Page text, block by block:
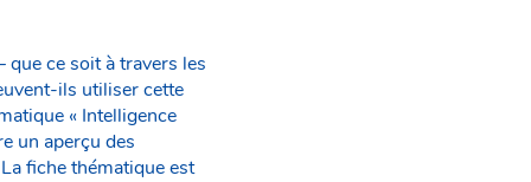
ce soit à travers les
ils utiliser cette
« Intelligence
un aperçu des
fiche thématique est